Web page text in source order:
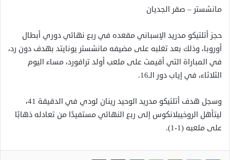
مانشستر – صقر الجديان
حجز أتلتيكو مدريد الإسباني مقعده في ربع نهائي دوري أبطال
أوروبا، وذلك بعد تغلبه على مضيفه مانشستر يونايتد بهدف دون رد،
في المباراة التي أقيمت على ملعب أولد ترافورد، مساء اليوم
الثلاثاء، في إياب دور الـ16.
وسجل هدف أتلتيكو مدريد الوحيد رينان لودي في الدقيقة 41،
ليتأهل الروخيبلانكوس إلى ربع النهائي مستفيدًا من تعادله ذهابًا
على ملعبه (1-1).